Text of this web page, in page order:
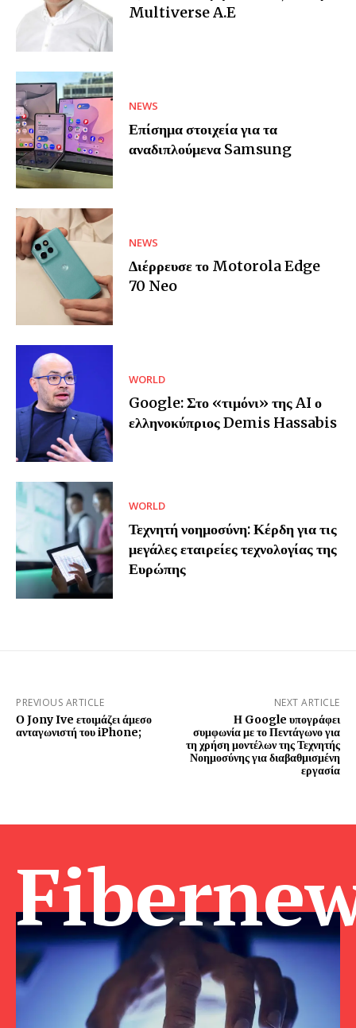
Multiverse A.E
NEWS
Επίσημα στοιχεία για τα
αναδιπλούμενα Samsung
NEWS
Διέρρευσε το Motorola Edge
70 Neo
WORLD
Google: Στο «τιμόνι» της AI ο
ελληνοκύπριος Demis Hassabis
WORLD
Τεχνητή νοημοσύνη: Κέρδη για τις
μεγάλες εταιρείες τεχνολογίας της
Ευρώπης
PREVIOUS ARTICLE
Ο Jony Ive ετοιμάζει άμεσο
ανταγωνιστή του iPhone;
NEXT ARTICLE
Η Google υπογράφει
συμφωνία με το Πεντάγωνο για
τη χρήση μοντέλων της Τεχνητής
Νοημοσύνης για διαβαθμισμένη
εργασία